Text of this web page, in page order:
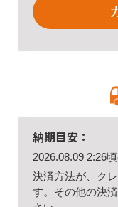
納期目安：
2026.08.09 2:26
決済方法が、ク
す。その他の決